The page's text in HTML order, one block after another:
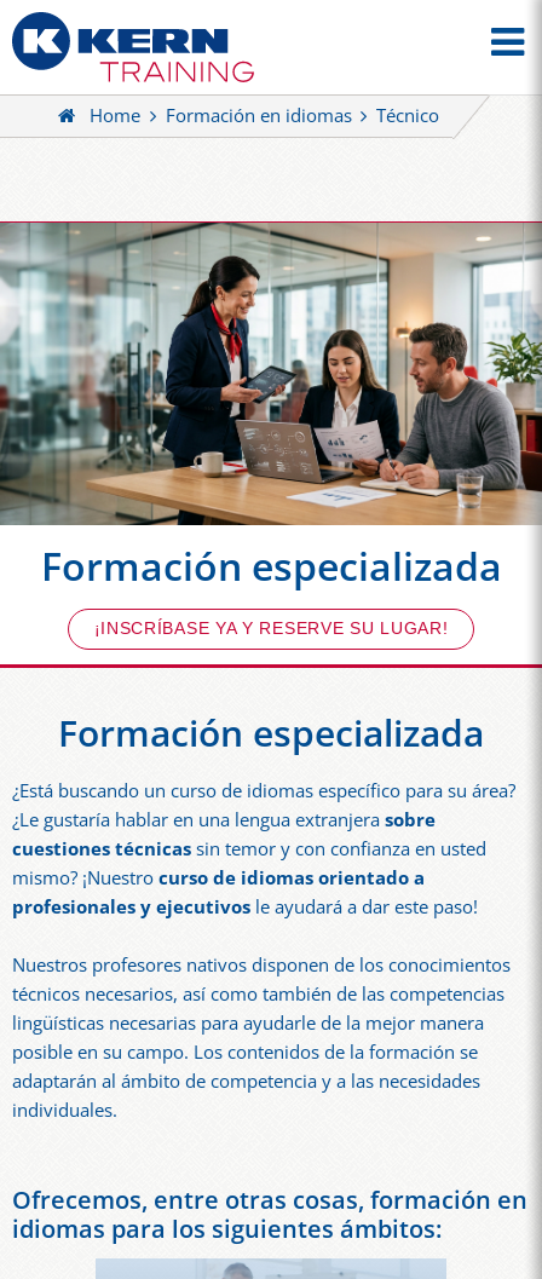
Home Formación en idiomas Técnico
Formación especializada
¡INSCRÍBASE YA Y RESERVE SU LUGAR!
Formación especializada
¿Está buscando un curso de idiomas específico para su área?
¿Le gustaría hablar en una lengua extranjerasobre
cuestiones técnicassin temor y con confianza en usted
mismo? ¡Nuestrocurso de idiomas orientado a
profesionales y ejecutivos le ayudará a dar este paso!
Nuestros profesores nativos disponen de los conocimientos
técnicos necesarios, así como también de las competencias
lingüísticas necesarias para ayudarle de la mejor manera
posible en su campo. Los contenidos de la formación se
adaptarán al ámbito de competencia y a las necesidades
individuales.
Ofrecemos, entre otras cosas, formación en
idiomas para los siguientes ámbitos: